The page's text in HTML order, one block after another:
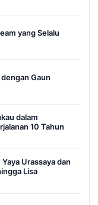
yang Selalu
Gaun
dalam
10 Tahun
Urassaya dan
Lisa